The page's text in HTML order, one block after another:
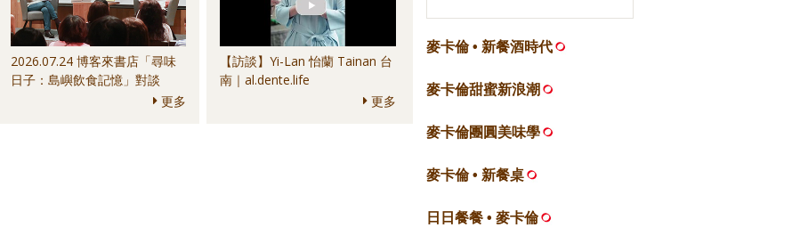
2026.07.24 博客來書店「尋味
日子：島嶼飲食記憶」對談
更多
【訪談】Yi-Lan 怡蘭 Tainan 台
南｜al.dente.life
更多
麥卡倫 • 新餐酒時代
麥卡倫甜蜜新浪潮
麥卡倫團圓美味學
麥卡倫 • 新餐桌
日日餐餐 • 麥卡倫